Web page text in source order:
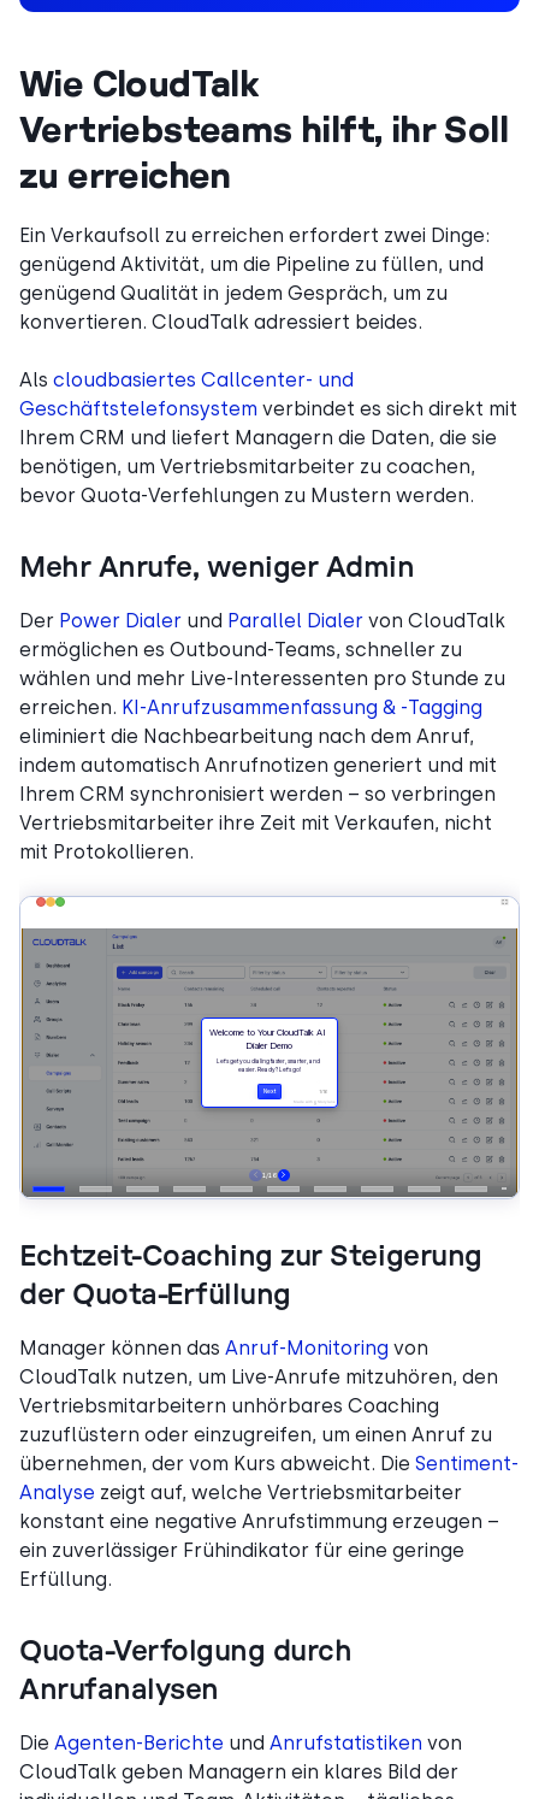
Wie CloudTalk
Vertriebsteams hilft, ihr Soll
zu erreichen
Ein Verkaufsoll zu erreichen erfordert zwei Dinge:
genügend Aktivität, um die Pipeline zu füllen, und
genügend Qualität in jedem Gespräch, um zu
konvertieren. CloudTalk adressiert beides.
Als cloudbasiertes Callcenter- und
Geschäftstelefonsystem verbindet es sich direkt mit
Ihrem CRM und liefert Managern die Daten, die sie
benötigen, um Vertriebsmitarbeiter zu coachen,
bevor Quota-Verfehlungen zu Mustern werden.
Mehr Anrufe, weniger Admin
Der Power Dialer und Parallel Dialer von CloudTalk
ermöglichen es Outbound-Teams, schneller zu
wählen und mehr Live-Interessenten pro Stunde zu
erreichen. KI-Anrufzusammenfassung & -Tagging
eliminiert die Nachbearbeitung nach dem Anruf,
indem automatisch Anrufnotizen generiert und mit
Ihrem CRM synchronisiert werden – so verbringen
Vertriebsmitarbeiter ihre Zeit mit Verkaufen, nicht
mit Protokollieren.
Echtzeit-Coaching zur Steigerung
der Quota-Erfüllung
Manager können das Anruf-Monitoring von
CloudTalk nutzen, um Live-Anrufe mitzuhören, den
Vertriebsmitarbeitern unhörbares Coaching
zuzuflüstern oder einzugreifen, um einen Anruf zu
übernehmen, der vom Kurs abweicht. Die Sentiment-
Analyse zeigt auf, welche Vertriebsmitarbeiter
konstant eine negative Anrufstimmung erzeugen –
ein zuverlässiger Frühindikator für eine geringe
Erfüllung.
Quota-Verfolgung durch
Anrufanalysen
Die Agenten-Berichte und Anrufstatistiken von
CloudTalk geben Managern ein klares Bild der